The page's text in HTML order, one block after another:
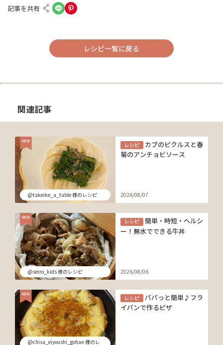
記事を共有
レシピ一覧に戻る
関連記事
@takeike_a_table 様のレシピ
レシピ
カブのピクルスと春
菊のアンチョビソース
2026/08/07
@seiro_kids 様のレシピ
レシピ
簡単・時短・ヘルシ
ー！無水でできる牛丼
2026/08/06
@chisa_eiyoushi_gohan 様のレ
レシピ
パパっと簡単♪フラ
イパンで作るピザ